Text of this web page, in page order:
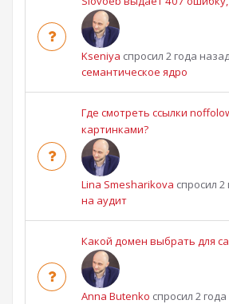
Kseniya спросил 2 года
семантическое ядро
Где смотреть ссылки
картинками?
Lina Smesharikova спросил
на аудит
Какой домен выбрать для
Anna Butenko спросил 2